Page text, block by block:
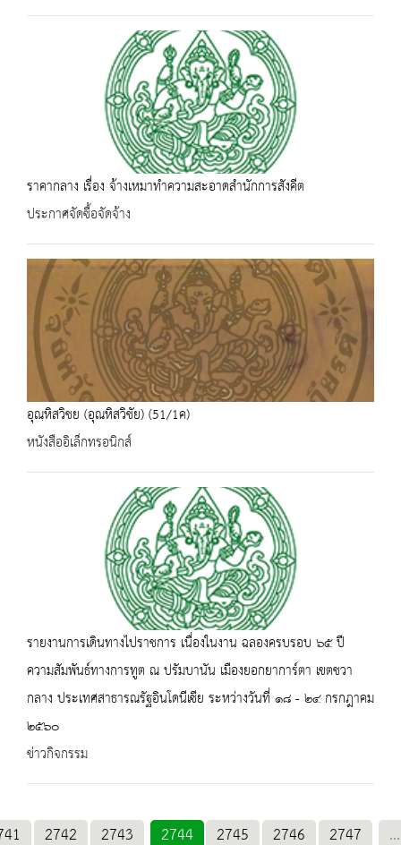
ราคากลาง เรื่อง จ้างเหมาทำความสะอาดสำนักการสังคีต
ประกาศจัดซื้อจัดจ้าง
อุณฺหิสวิชย (อุณหิสวิชัย) (51/1ค)
หนังสืออิเล็กทรอนิกส์
รายงานการเดินทางไปราชการ เนื่องในงาน ฉลองครบรอบ ๖๕ ปี
ความสัมพันธ์ทางการทูต ณ ปรัมบานัน เมืองยอกยาการ์ตา เขตชวา
กลาง ประเทศสาธารณรัฐอินโดนีเซีย ระหว่างวันที่ ๑๘ - ๒๔ กรกฎาคม
๒๕๖๐
ข่าวกิจกรรม
2742 2743 2744 2745 2746 2747 ...